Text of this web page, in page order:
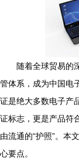
随着全球贸易的
管体系，成为中国电
证是绝大多数电子产
证标志，更是产品符
由流通的“护照”。本
心要点。